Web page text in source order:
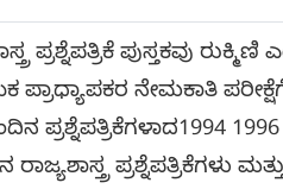
ಪ್ರಶ್ನೆಪತ್ರಿಕೆ ಪುಸ್ತಕವು
ನೇಮಕಾತಿ ಪರೀಕ್ಷೆಗೆ
1996
ಪ್ರಶ್ನೆಪತ್ರಿಕೆಗಳು